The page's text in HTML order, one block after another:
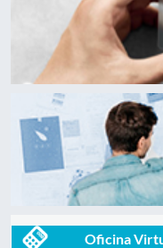
Oficina